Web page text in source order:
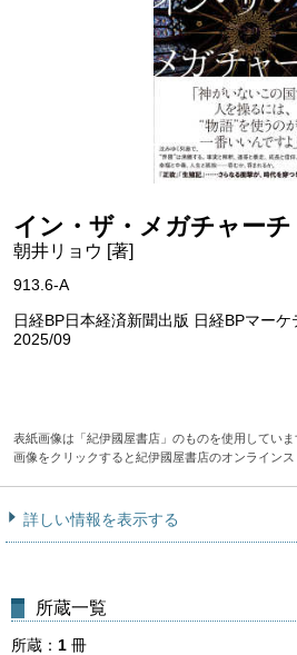
イン・ザ・メガチャーチ
朝井リョウ [著]
913.6-A
日経BP日本経済新聞出版 日経BPマーケ
2025/09
表紙画像は「紀伊國屋書店」のものを使用していま
画像をクリックすると紀伊國屋書店のオンラインス
詳しい情報を表示する
所蔵一覧
所蔵 1 冊